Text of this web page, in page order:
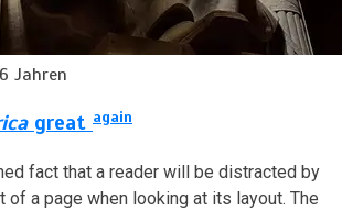
6 Jahren
great again
fact that a reader will be distracted by
of a page when looking at its layout. The